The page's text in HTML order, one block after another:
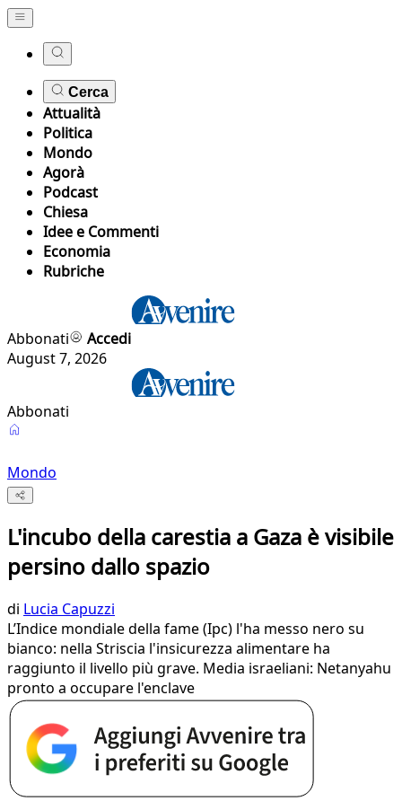
Cerca
Attualità
Politica
Mondo
Agorà
Podcast
Chiesa
Idee e Commenti
Economia
Rubriche
Abbonati
Accedi
August 7, 2026
Abbonati
Mondo
L'incubo della carestia a Gaza è visibile
persino dallo spazio
di Lucia Capuzzi
L’Indice mondiale della fame (Ipc) l'ha messo nero su
bianco: nella Striscia l'insicurezza alimentare ha
raggiunto il livello più grave. Media israeliani: Netanyahu
pronto a occupare l'enclave